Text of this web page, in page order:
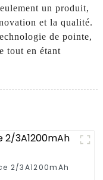
un produit,
et la qualité.
de pointe,
tout en étant
2/3A1200mAh